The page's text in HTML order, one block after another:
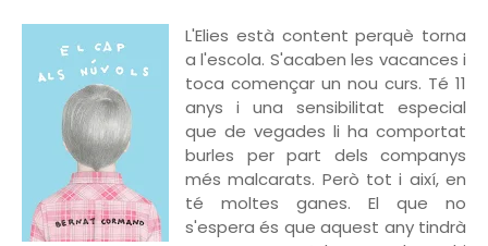
L'Elies està content perquè torna
a l'escola. S'acaben les vacances i
toca començar un nou curs. Té 11
anys i una sensibilitat especial
que de vegades li ha comportat
burles per part dels companys
més malcarats. Però tot i així, en
té moltes ganes. El que no
s'espera és que aquest any tindrà